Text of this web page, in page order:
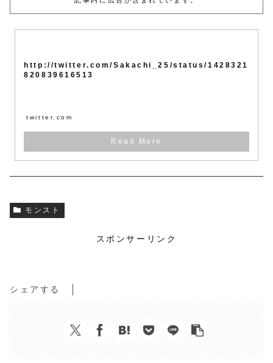
http://twitter.com/Sakachi_25/status/1428321
820839616513
twitter.com
モンスト
スポンサーリンク
シェアする